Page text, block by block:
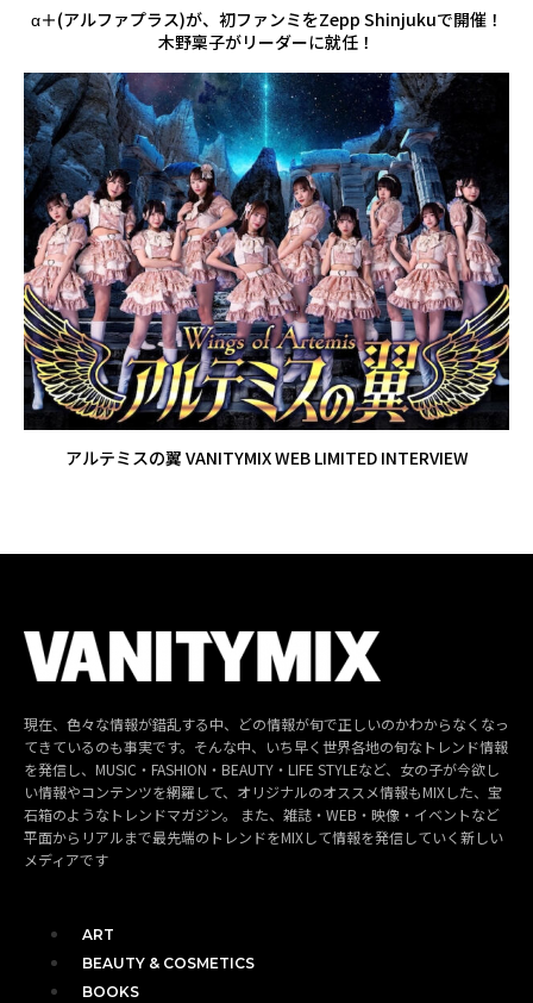
α＋(アルファプラス)が、初ファンミをZepp Shinjukuで開催！
木野稟子がリーダーに就任！
アルテミスの翼 VANITYMIX WEB LIMITED INTERVIEW
現在、色々な情報が錯乱する中、どの情報が旬で正しいのかわからなくなっ
てきているのも事実です。そんな中、いち早く世界各地の旬なトレンド情報
を発信し、MUSIC・FASHION・BEAUTY・LIFE STYLEなど、女の子が今欲し
い情報やコンテンツを網羅して、オリジナルのオススメ情報もMIXした、宝
石箱のようなトレンドマガジン。 また、雑誌・WEB・映像・イベントなど
平面からリアルまで最先端のトレンドをMIXして情報を発信していく新しい
メディアです
ART
BEAUTY & COSMETICS
BOOKS